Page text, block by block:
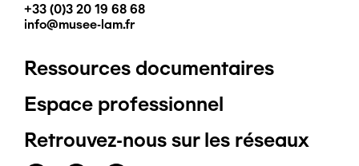
+33 (0)3 20 19 68 68
info@musee-lam.fr
Pied
de
page
Ressources documentaires
Espace professionnel
Retrouvez-nous sur les réseaux